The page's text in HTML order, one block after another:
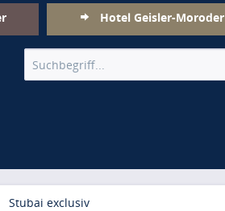
Hotel Geisler-Moroder
Stubai exclusiv